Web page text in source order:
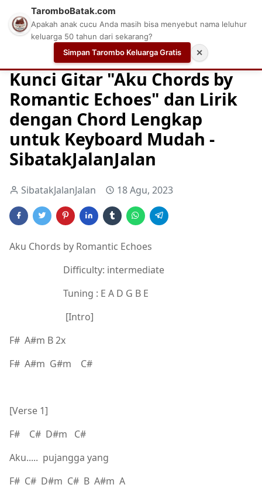
Chord Chord Gitar Easy Guitar Tabs
Kunci Gitar "Aku Chords by
Romantic Echoes" dan Lirik
dengan Chord Lengkap
untuk Keyboard Mudah -
SibatakJalanJalan
SibatakJalanJalan 18 Agu, 2023
Aku Chords by Romantic Echoes
Difficulty: intermediate
Tuning : E A D G B E
[Intro]
F# A#m B 2x
F# A#m G#m C#
[Verse 1]
F# C# D#m C#
Aku..... pujangga yang
F# C# D#m C# B A#m A
TaromboBatak.com
Apakah anak cucu Anda masih bisa menyebut nama leluhur
keluarga 50 tahun dari sekarang?
Simpan Tarombo Keluarga Gratis
✕